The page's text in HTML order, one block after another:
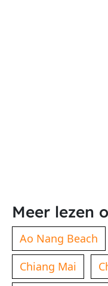
Meer lezen
Ao Nang Beach
Chiang Mai